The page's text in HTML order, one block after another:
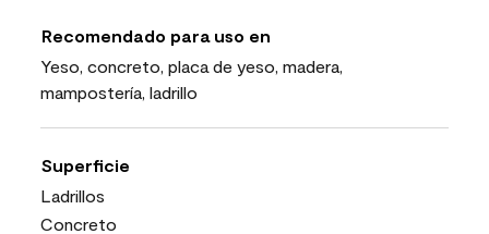
Recomendado para uso en
Yeso, concreto, placa de yeso, madera,
mampostería, ladrillo
Superficie
Ladrillos
Concreto